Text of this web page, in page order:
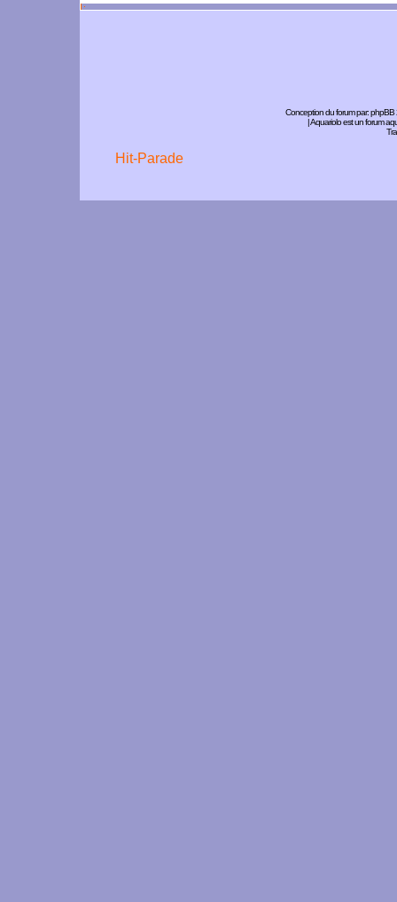
Conception du forum par:phpBB
| Aquariolo est un forum